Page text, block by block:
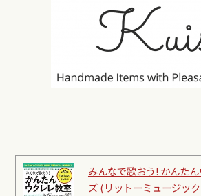
みんなで歌おう! かんた
ズ (リットーミュージッ